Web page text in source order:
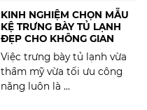
KINH NGHIỆM CHỌN MẪU
KỆ TRƯNG BÀY TỦ LẠNH
ĐẸP CHO KHÔNG GIAN
Việc trưng bày tủ lạnh vừa
thẩm mỹ vừa tối ưu công
năng luôn là ...